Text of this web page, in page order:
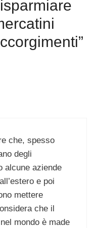
che, spesso
degli
alcune aziende
e poi
mettere
che il
mondo è made